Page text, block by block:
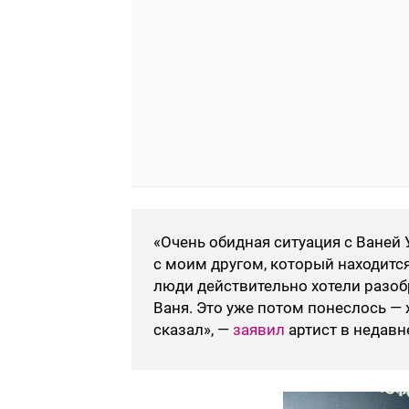
«Очень обидная ситуация с
с моим другом, который
люди действительно хотели
Ваня. Это уже потом понеслось —
сказал», — заявил артист в